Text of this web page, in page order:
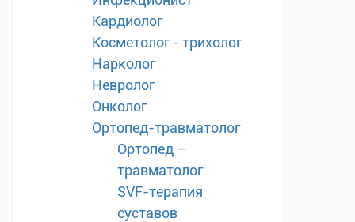
Кардиолог
Косметолог - трихолог
Нарколог
Невролог
Онколог
Ортопед-травматолог
Ортопед –
травматолог
SVF-терапия
суставов